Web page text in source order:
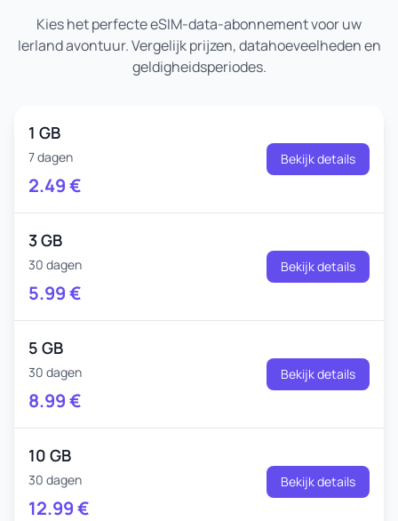
Kies het perfecte eSIM-data-abonnement voor uw
Ierland avontuur. Vergelijk prijzen, datahoeveelheden en
geldigheidsperiodes.
1 GB
7 dagen
2.49€
Bekijk details
3 GB
30 dagen
5.99€
Bekijk details
5 GB
30 dagen
8.99€
Bekijk details
10 GB
30 dagen
12.99€
Bekijk details